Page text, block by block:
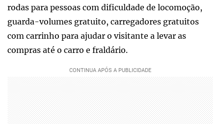
rodas para pessoas com dificuldade de locomoção,
guarda-volumes gratuito, carregadores gratuitos
com carrinho para ajudar o visitante a levar as
compras até o carro e fraldário.